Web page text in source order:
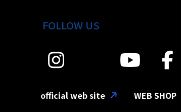
FOLLOW US
official web site WEB SHOP